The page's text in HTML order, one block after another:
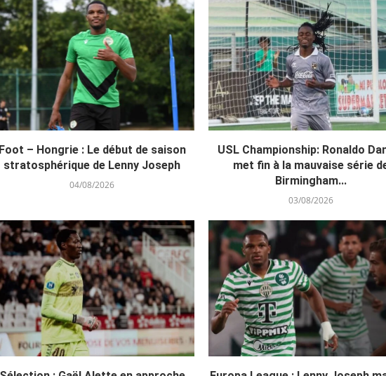
Foot – Hongrie : Le début de saison
stratosphérique de Lenny Joseph
04/08/2026
USL Championship: Ronaldo
met fin à la mauvaise série
Birmingham...
03/08/2026